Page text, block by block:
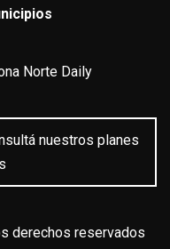
Norte Daily
nuestros planes
derechos reservados